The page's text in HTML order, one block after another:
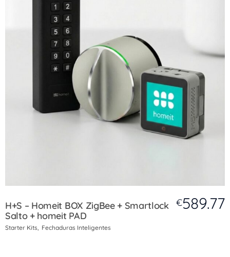
H+S – Homeit BOX ZigBee + Smartlock
Salto + homeit PAD
€589.77
Starter Kits Fechaduras Inteligentes